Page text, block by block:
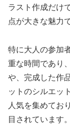
ラスト作成だけ
点が大きな魅力
特に大人の参加
重な時間であり
や、完成した作
ットのシルエッ
人気を集めてお
目されています。